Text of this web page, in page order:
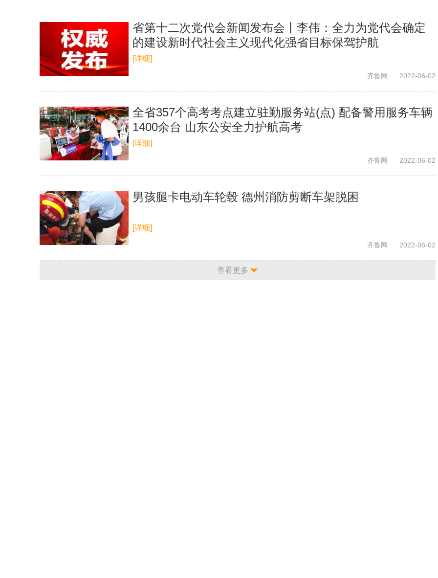
省第十二次党代会新闻发布会丨李伟：全力为党代会确定
的建设新时代社会主义现代化强省目标保驾护航
[详细]
齐鲁网 2022-06-02
全省357个高考考点建立驻勤服务站(点) 配备警用服务车辆
1400余台 山东公安全力护航高考
[详细]
齐鲁网 2022-06-02
男孩腿卡电动车轮毂 德州消防剪断车架脱困
[详细]
齐鲁网 2022-06-02
查看更多